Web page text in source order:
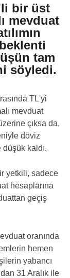
bir üst
mevduat
tam
söyledi.
TL'yi
mevduat
çıksa da,
döviz
kaldı.
yetkili, sadece
hesaplarına
geçiş
oranında
hemen
yabancı
31 Aralık ile